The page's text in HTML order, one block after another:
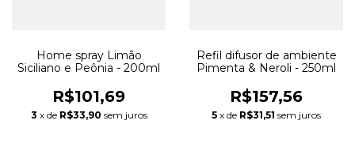
Home spray Limão
Siciliano e Peônia - 200ml
R$101,69
3 x de R$33,90 sem juros
Refil difusor de ambiente
Pimenta & Neroli - 250ml
R$157,56
5 x de R$31,51 sem juros